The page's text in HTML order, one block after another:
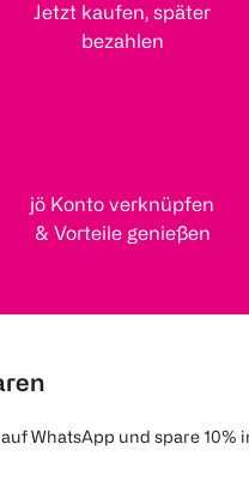
Jetzt kaufen, später
bezahlen
jö Konto verknüpfen
& Vorteile genießen
WhatsApp und spare 10%